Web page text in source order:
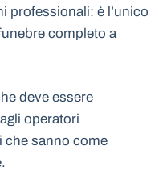
professionali: è l’unico
completo a
deve essere
operatori
che sanno come